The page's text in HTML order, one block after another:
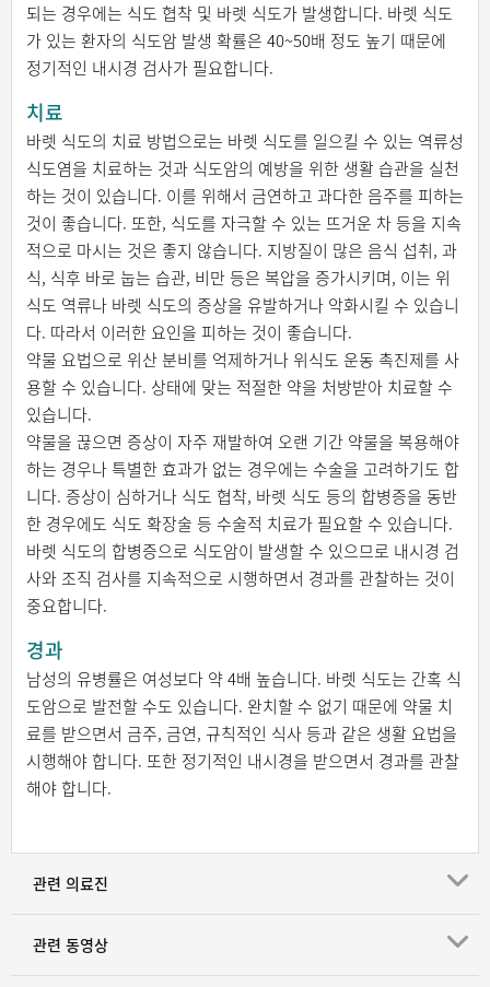
되는 경우에는 식도 협착 및 바렛 식도가 발생합니다. 바렛 식도
가 있는 환자의 식도암 발생 확률은 40~50배 정도 높기 때문에
정기적인 내시경 검사가 필요합니다.
치료
바렛 식도의 치료 방법으로는 바렛 식도를 일으킬 수 있는 역류성
식도염을 치료하는 것과 식도암의 예방을 위한 생활 습관을 실천
하는 것이 있습니다. 이를 위해서 금연하고 과다한 음주를 피하는
것이 좋습니다. 또한, 식도를 자극할 수 있는 뜨거운 차 등을 지속
적으로 마시는 것은 좋지 않습니다. 지방질이 많은 음식 섭취, 과
식, 식후 바로 눕는 습관, 비만 등은 복압을 증가시키며, 이는 위
식도 역류나 바렛 식도의 증상을 유발하거나 악화시킬 수 있습니
다. 따라서 이러한 요인을 피하는 것이 좋습니다.
약물 요법으로 위산 분비를 억제하거나 위식도 운동 촉진제를 사
용할 수 있습니다. 상태에 맞는 적절한 약을 처방받아 치료할 수
있습니다.
약물을 끊으면 증상이 자주 재발하여 오랜 기간 약물을 복용해야
하는 경우나 특별한 효과가 없는 경우에는 수술을 고려하기도 합
니다. 증상이 심하거나 식도 협착, 바렛 식도 등의 합병증을 동반
한 경우에도 식도 확장술 등 수술적 치료가 필요할 수 있습니다.
바렛 식도의 합병증으로 식도암이 발생할 수 있으므로 내시경 검
사와 조직 검사를 지속적으로 시행하면서 경과를 관찰하는 것이
중요합니다.
경과
남성의 유병률은 여성보다 약 4배 높습니다. 바렛 식도는 간혹 식
도암으로 발전할 수도 있습니다. 완치할 수 없기 때문에 약물 치
료를 받으면서 금주, 금연, 규칙적인 식사 등과 같은 생활 요법을
시행해야 합니다. 또한 정기적인 내시경을 받으면서 경과를 관찰
해야 합니다.
관련 의료진
관련 동영상